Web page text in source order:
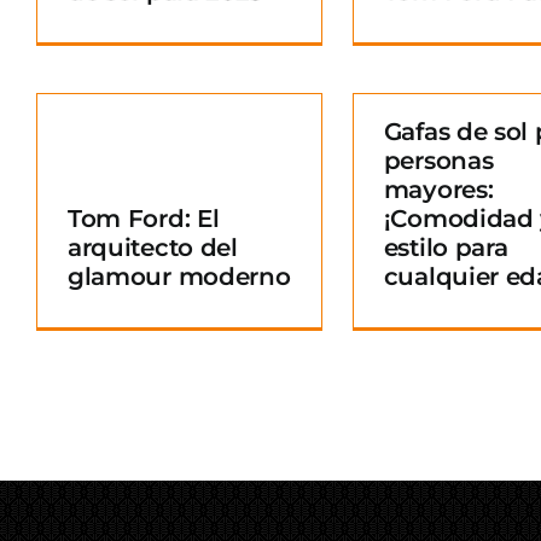
Tom Ford: El
arquitecto del
glamour moderno
¡Comodidad y
estilo para
cualquier edad!
Gafas de sol
personas
mayores:
¡Comodidad
estilo para
cualquier